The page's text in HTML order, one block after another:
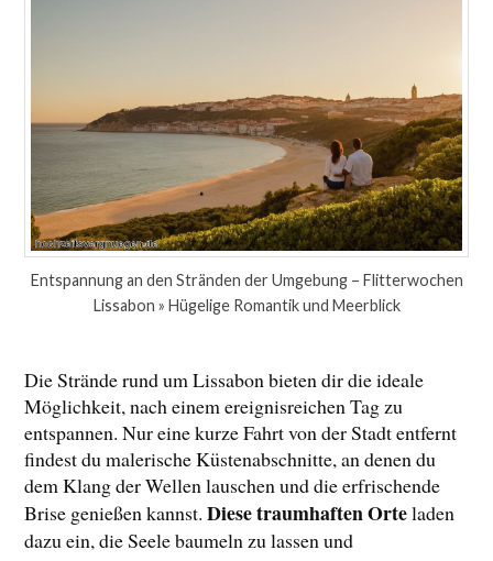
Entspannung an den Stränden der Umgebung – Flitterwochen
Lissabon » Hügelige Romantik und Meerblick
Die Strände rund um Lissabon bieten dir die ideale
Möglichkeit, nach einem ereignisreichen Tag zu
entspannen. Nur eine kurze Fahrt von der Stadt entfernt
findest du malerische Küstenabschnitte, an denen du
dem Klang der Wellen lauschen und die erfrischende
Brise genießen kannst.Diese traumhaften Orteladen
dazu ein, die Seele baumeln zu lassen und